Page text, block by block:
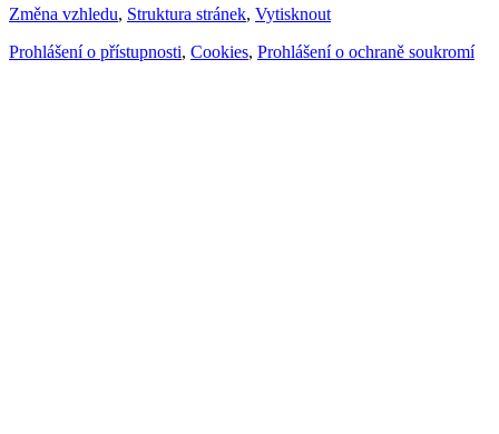
Změna vzhledu, Struktura stránek, Vytisknout
Prohlášení o přístupnosti, Cookies, Prohlášení o ochraně soukromí